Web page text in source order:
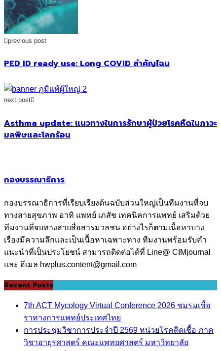
previous post
PED ID ready use: Long COVID สำคัญไฉน
next post
Asthma update: แนวทางในการรักษาผู้ป่วยโรคหืดในภาวะ
มลพิษและโลกร้อน
กองบรรณาธิการ
กองบรรณาธิการที่เรียบเรียงต้นฉบับส่วนใหญ่เป็นทีมงานที่จบ
ทางสายสุขภาพ อาทิ แพทย์ เภสัช เทคนิคการแพทย์ เสริมด้วย
ทีมงานที่จบทางสายสื่อสารมวลชน อย่างไรก็ตามเนื้อหาบาง
เรื่องมีความลึกและเป็นเนื้อหาเฉพาะทาง ทีมงานพร้อมรับคำ
แนะนำที่เป็นประโยชน์ สามารถติดต่อได้ที่ Line@ CIMjournal
และ อีเมล hwplus.content@gmail.com
Recent Posts
7th ACT Mycology Virtual Conference 2026 ชมรมเชื้อ
ราทางการแพทย์ประเทศไทย
การประชุมวิชาการประจำปี 2569 หน่วยโรคติดเชื้อ ภาค
วิชาอายุรศาสตร์ คณะแพทยศาสตร์ มหาวิทยาลัย